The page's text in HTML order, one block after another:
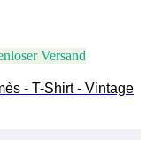
Versand
- T-Shirt - Vintage